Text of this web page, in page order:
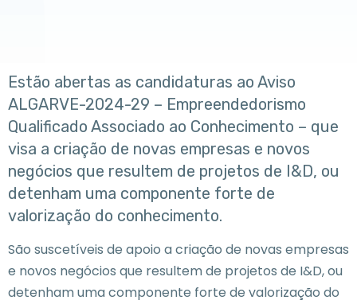
Estão abertas as candidaturas ao Aviso
ALGARVE-2024-29 – Empreendedorismo
Qualificado Associado ao Conhecimento – que
visa a criação de novas empresas e novos
negócios que resultem de projetos de I&D, ou
detenham uma componente forte de
valorização do conhecimento.
São suscetíveis de apoio a criação de novas empresas
e novos negócios que resultem de projetos de I&D, ou
detenham uma componente forte de valorização do